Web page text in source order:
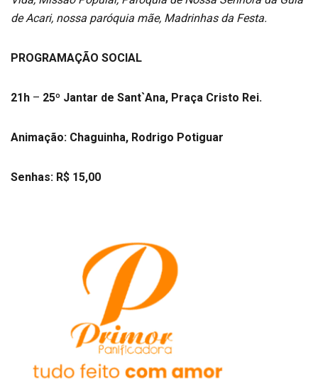
de Acari, nossa paróquia mãe, Madrinhas da Festa.
PROGRAMAÇÃO SOCIAL
21h – 25º Jantar de Sant`Ana, Praça Cristo Rei.
Animação: Chaguinha, Rodrigo Potiguar
Senhas: R$ 15,00